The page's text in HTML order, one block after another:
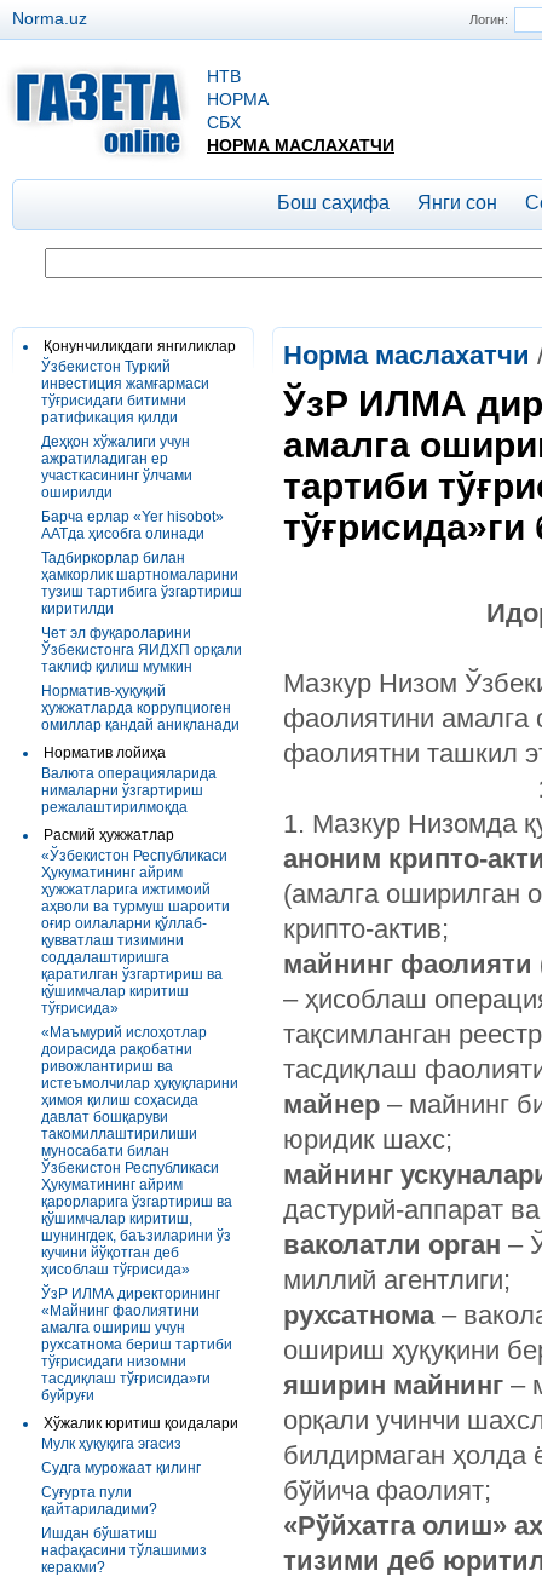
Логин:
Norma.uz
НТВ
НОРМА
СБХ
НОРМА МАСЛАХАТЧИ
Бош саҳифа Янги сон
Қонунчиликдаги янгиликлар
Ўзбекистон Туркий
инвестиция жамғармаси
тўғрисидаги битимни
ратификация қилди
Деҳқон хўжалиги учун
ажратиладиган ер
участкасининг ўлчами
оширилди
Барча ерлар «Yer hisobot»
AATда ҳисобга олинади
Тадбиркорлар билан
ҳамкорлик шартномаларини
тузиш тартибига ўзгартириш
киритилди
Чет эл фуқароларини
Ўзбекистонга ЯИДХП орқали
таклиф қилиш мумкин
Норматив-ҳуқуқий
ҳужжатларда коррупциоген
омиллар қандай аниқланади
Норматив лойиҳа
Валюта операцияларида
нималарни ўзгартириш
режалаштирилмоқда
Расмий ҳужжатлар
«Ўзбекистон Республикаси
Ҳукуматининг айрим
ҳужжатларига ижтимоий
аҳволи ва турмуш шароити
оғир оилаларни қўллаб-
қувватлаш тизимини
соддалаштиришга
қаратилган ўзгартириш ва
қўшимчалар киритиш
тўғрисида»
«Маъмурий ислоҳотлар
доирасида рақобатни
ривожлантириш ва
истеъмолчилар ҳуқуқларини
ҳимоя қилиш соҳасида
давлат бошқаруви
такомиллаштирилиши
муносабати билан
Ўзбекистон Республикаси
Ҳукуматининг айрим
қарорларига ўзгартириш ва
қўшимчалар киритиш,
шунингдек, баъзиларини ўз
кучини йўқотган деб
ҳисоблаш тўғрисида»
ЎзР ИЛМА директорининг
«Майнинг фаолиятини
амалга ошириш учун
рухсатнома бериш тартиби
тўғрисидаги низомни
тасдиқлаш тўғрисида»ги
буйруғи
Хўжалик юритиш қоидалари
Мулк ҳуқуқига эгасиз
Судга мурожаат қилинг
Суғурта пули
қайтариладими?
Ишдан бўшатиш
нафақасини тўлашимиз
керакми?
Норма маслахатчи
ЎзР ИЛМА
амалга
тартиби
тўғрисида»ги
Мазкур Низом
фаолиятини
фаолиятни ташкил
1. Мазкур Низомда
аноним крипто-
(амалга оширилган
крипто-актив;
майнинг фаолияти
– ҳисоблаш
тақсимланган
тасдиқлаш
майнер – майнинг
юридик шахс;
майнинг
дастурий-аппарат
ваколатли орган –
миллий агентлиги;
рухсатнома–
ошириш ҳуқуқини
яширин майнинг –
орқали учинчи
билдирмаган ҳолда
бўйича фаолият;
«Рўйхатга олиш»
тизими деб